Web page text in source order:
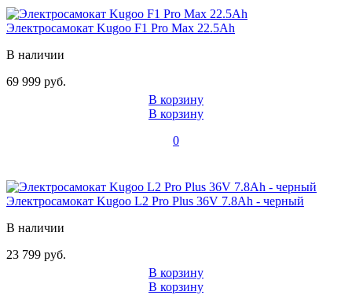
Электросамокат Kugoo F1 Pro Max 22.5Ah
В наличии
69 999 руб.
В корзину
В корзину
0
Электросамокат Kugoo L2 Pro Plus 36V 7.8Ah - черный
В наличии
23 799 руб.
В корзину
В корзину